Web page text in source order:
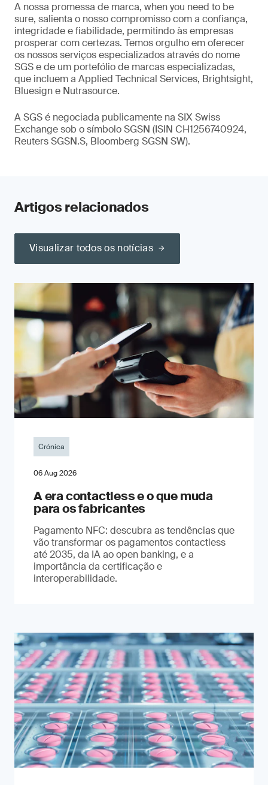
A nossa promessa de marca, when you need to be
sure, salienta o nosso compromisso com a confiança,
integridade e fiabilidade, permitindo às empresas
prosperar com certezas. Temos orgulho em oferecer
os nossos serviços especializados através do nome
SGS e de um portefólio de marcas especializadas,
que incluem a Applied Technical Services, Brightsight,
Bluesign e Nutrasource.
A SGS é negociada publicamente na SIX Swiss
Exchange sob o símbolo SGSN (ISIN CH1256740924,
Reuters SGSN.S, Bloomberg SGSN SW).
Artigos relacionados
Visualizar todos os notícias
Crónica
06 Aug 2026
A era contactless e o que muda
para os fabricantes
Pagamento NFC: descubra as tendências que
vão transformar os pagamentos contactless
até 2035, da IA ao open banking, e a
importância da certificação e
interoperabilidade.